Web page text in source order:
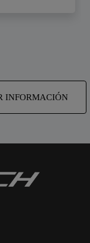
INFORMACIÓN